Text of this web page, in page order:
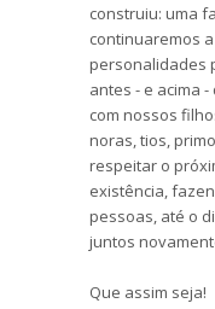
construiu: uma
continuaremos
personalidades
antes - e acima
com nossos
noras, tios,
respeitar o
existência,
pessoas, até o
juntos
Que assim seja!